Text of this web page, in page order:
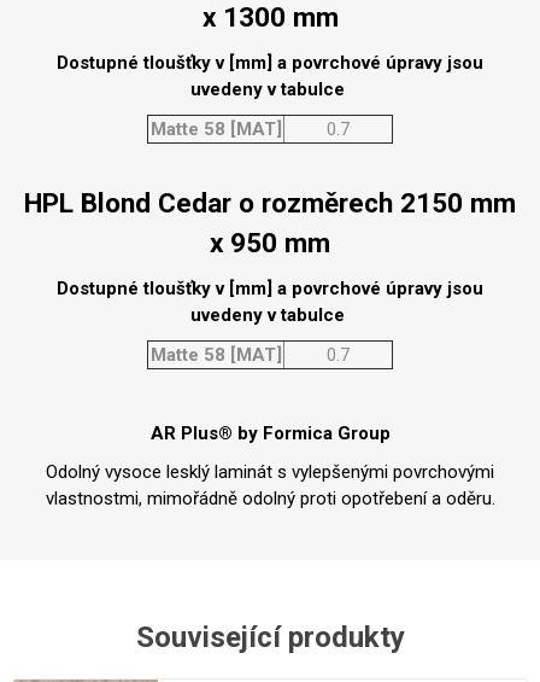
x 1300 mm
Dostupné tloušťky v [mm] a povrchové úpravy jsou
uvedeny v tabulce
Matte 58 [MAT]
0.7
HPL Blond Cedar o rozměrech 2150 mm
x 950 mm
Dostupné tloušťky v [mm] a povrchové úpravy jsou
uvedeny v tabulce
Matte 58 [MAT]
0.7
AR Plus® by Formica Group
Odolný vysoce lesklý laminát s vylepšenými povrchovými
vlastnostmi, mimořádně odolný proti opotřebení a oděru.
Související produkty